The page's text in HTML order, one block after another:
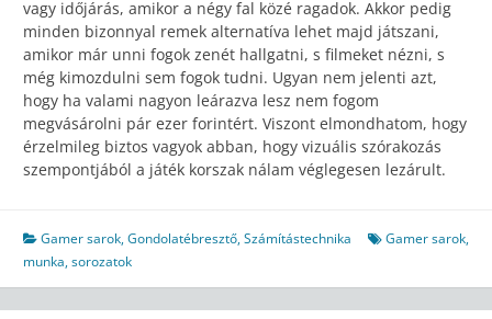
vagy időjárás, amikor a négy fal közé ragadok. Akkor pedig
minden bizonnyal remek alternatíva lehet majd játszani,
amikor már unni fogok zenét hallgatni, s filmeket nézni, s
még kimozdulni sem fogok tudni. Ugyan nem jelenti azt,
hogy ha valami nagyon leárazva lesz nem fogom
megvásárolni pár ezer forintért. Viszont elmondhatom, hogy
érzelmileg biztos vagyok abban, hogy vizuális szórakozás
szempontjából a játék korszak nálam véglegesen lezárult.
Gamer sarok,Gondolatébresztő,Számítástechnika Gamer sarok,
munka,sorozatok